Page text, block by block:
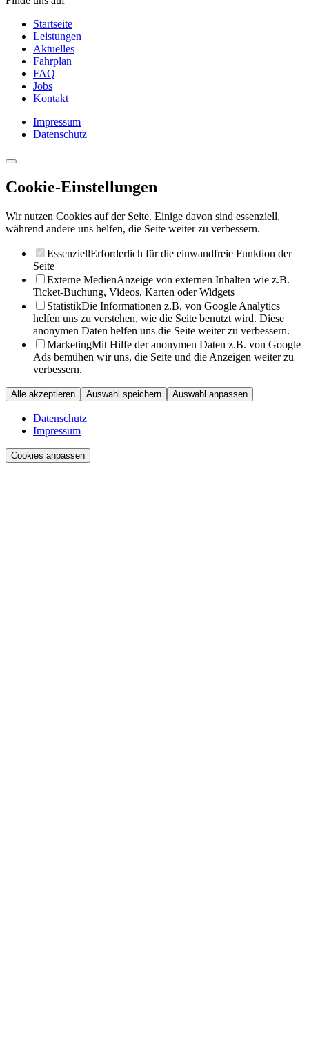
Startseite
Leistungen
Aktuelles
Fahrplan
FAQ
Jobs
Kontakt
Impressum
Datenschutz
Cookie-Einstellungen
Wir nutzen Cookies auf der Seite. Einige davon sind essenziell,
während andere uns helfen, die Seite weiter zu verbessern.
EssenziellErforderlich für die einwandfreie Funktion der
Seite
Externe MedienAnzeige von externen Inhalten wie z.B.
Ticket-Buchung, Videos, Karten oder Widgets
StatistikDie Informationen z.B. von Google Analytics
helfen uns zu verstehen, wie die Seite benutzt wird. Diese
anonymen Daten helfen uns die Seite weiter zu verbessern.
MarketingMit Hilfe der anonymen Daten z.B. von Google
Ads bemühen wir uns, die Seite und die Anzeigen weiter zu
verbessern.
Alle akzeptieren Auswahl speichern Auswahl anpassen
Datenschutz
Impressum
Cookies anpassen